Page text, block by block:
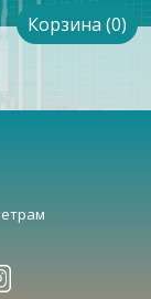
Корзина (0)
R-М5